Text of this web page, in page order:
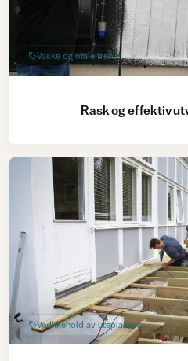
Vaske og male trehus
Rask og effektiv
Vedlikehold av uteplassen